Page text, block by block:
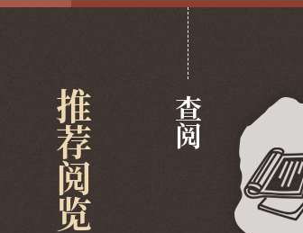
推荐阅览 查阅